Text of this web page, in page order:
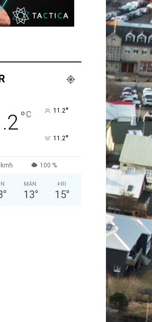
°C 11.2°
11.2°
100 %
°
MÁN
13°
ÞRI
15°